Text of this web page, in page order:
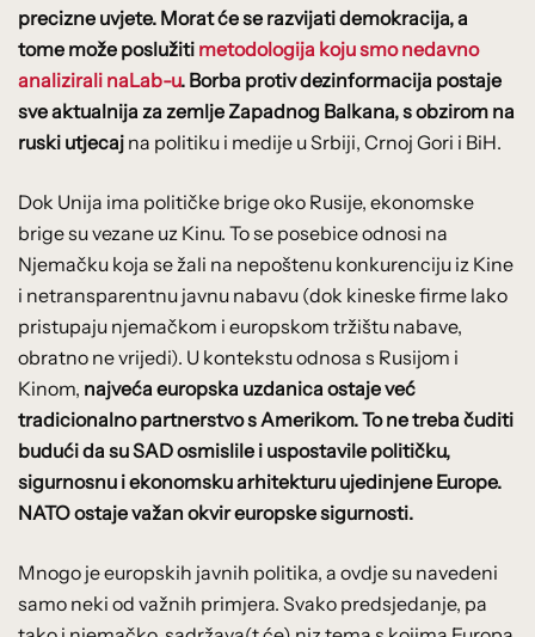
precizne uvjete. Morat će se razvijati demokracija, a
tome može poslužiti metodologija kojusmo nedavno
analizirali naLab-u. Borba protiv dezinformacija postaje
sve aktualnija za zemlje Zapadnog Balkana, s obzirom na
ruski utjecaj na politiku i medije u Srbiji, Crnoj Gori i BiH.
Dok Unija ima političke brige oko Rusije, ekonomske
brige su vezane uz Kinu. To se posebice odnosi na
Njemačku koja se žali na nepoštenu konkurenciju iz Kine
i netransparentnu javnu nabavu (dok kineske firme lako
pristupaju njemačkom i europskom tržištu nabave,
obratno ne vrijedi). U kontekstu odnosa s Rusijom i
Kinom, najveća europska uzdanica ostaje već
tradicionalno partnerstvo s Amerikom. To ne treba čuditi
budući da su SAD osmislile i uspostavile političku,
sigurnosnu i ekonomsku arhitekturu ujedinjene Europe.
NATO ostaje važan okvir europske sigurnosti.
Mnogo je europskih javnih politika, a ovdje su navedeni
samo neki od važnih primjera. Svako predsjedanje, pa